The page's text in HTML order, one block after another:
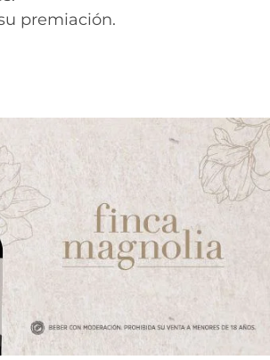
premiación.